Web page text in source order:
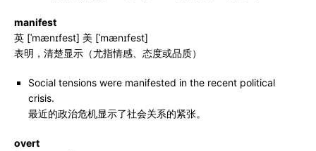
manifest
英 [ˈmænɪfest] 美 [ˈmænɪfest]
表明，清楚显示（尤指情感、态度或品质）
Social tensions were manifested in the recent political
crisis.
最近的政治危机显示了社会关系的紧张。
overt